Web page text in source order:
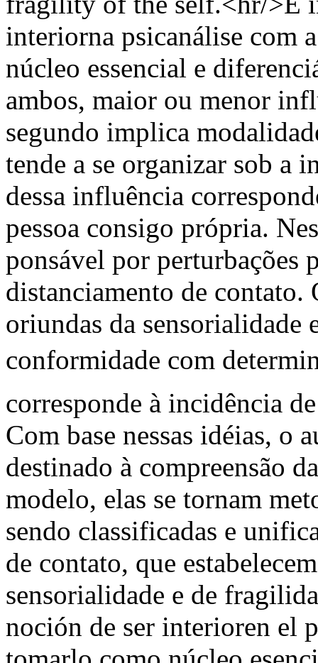
interiorna psicanálise com
núcleo essencial e
ambos, maior ou menor
segundo implica
tende a se organizar sob a
dessa influência
pessoa consigo própria.
ponsável por perturbações
distanciamento de contato.
oriundas da sensorialidade
conformidade com
corresponde à incidência
Com base nessas idéias, o
destinado à compreensão
modelo, elas se tornam
sendo classificadas e
de contato, que
sensorialidade e de
noción de ser interioren el